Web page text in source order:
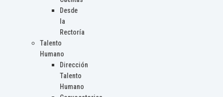
Desde
la
Rectoría
Talento
Humano
Dirección
Talento
Humano